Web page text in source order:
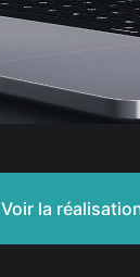
Voir la